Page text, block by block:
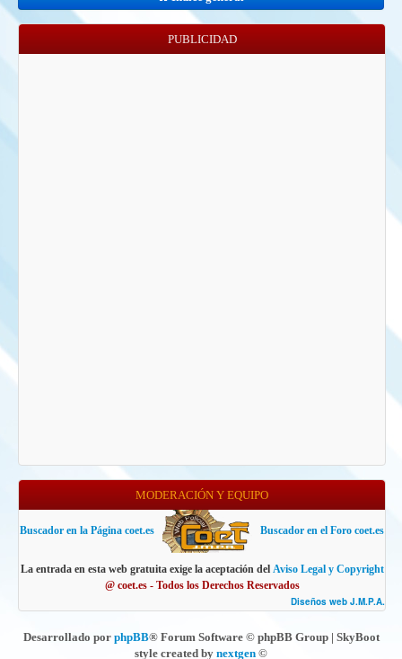
PUBLICIDAD
MODERACIÓN Y EQUIPO
Buscador en la Página coet.es Buscador en el Foro coet.es
La entrada en esta web gratuita exige la aceptación del Aviso Legal y Copyright
@ coet.es - Todos los Derechos Reservados
Diseños web J.M.P.A.
Desarrollado por phpBB® Forum Software © phpBB Group | SkyBoot
style created by nextgen ©